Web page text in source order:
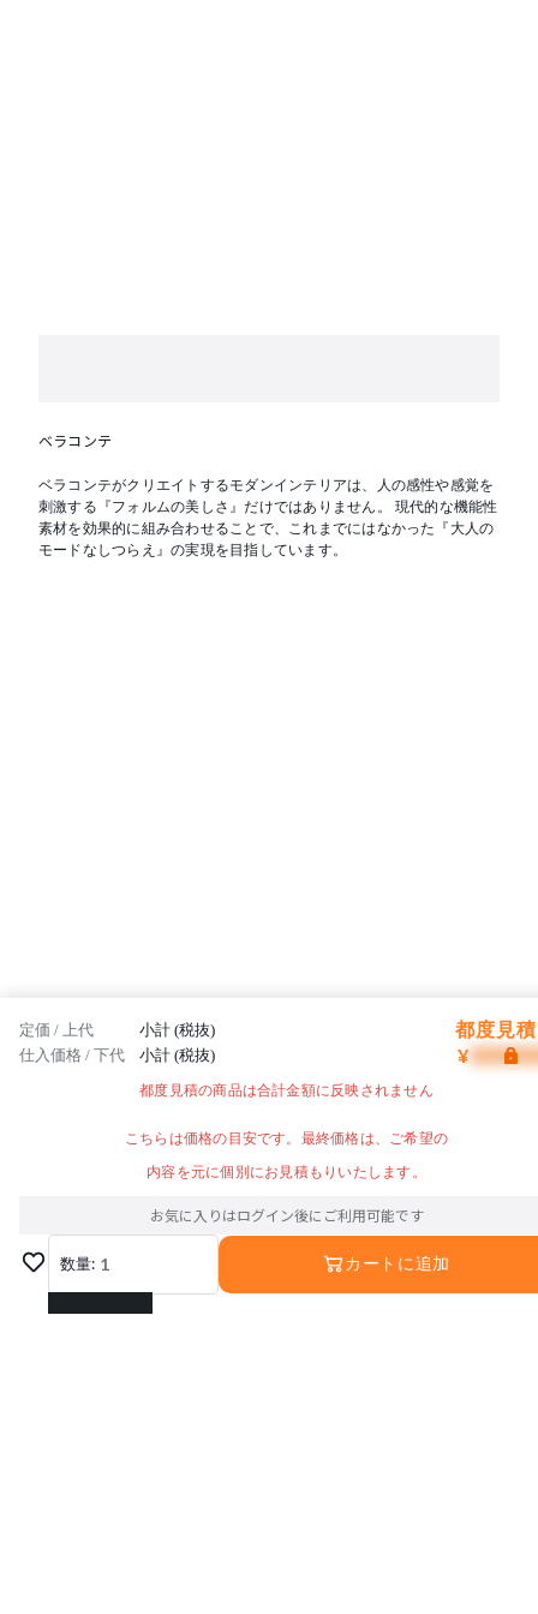
ベラコンテ
ベラコンテがクリエイトするモダンインテリアは、人の感性や感覚を
刺激する『フォルムの美しさ』だけではありません。 現代的な機能性
素材を効果的に組み合わせることで、これまでにはなかった『大人の
モードなしつらえ』の実現を目指しています。
定価 / 上代 小計 (税抜) 都度見
仕入価格 / 下代 小計 (税抜) ¥
都度見積の商品は合計金額に反映されません
こちらは価格の目安です。最終価格は、ご希望の
内容を元に個別にお見積もりいたします。
お気に入りはログイン後にご利用可能です
数量: 1
1
カートに追加